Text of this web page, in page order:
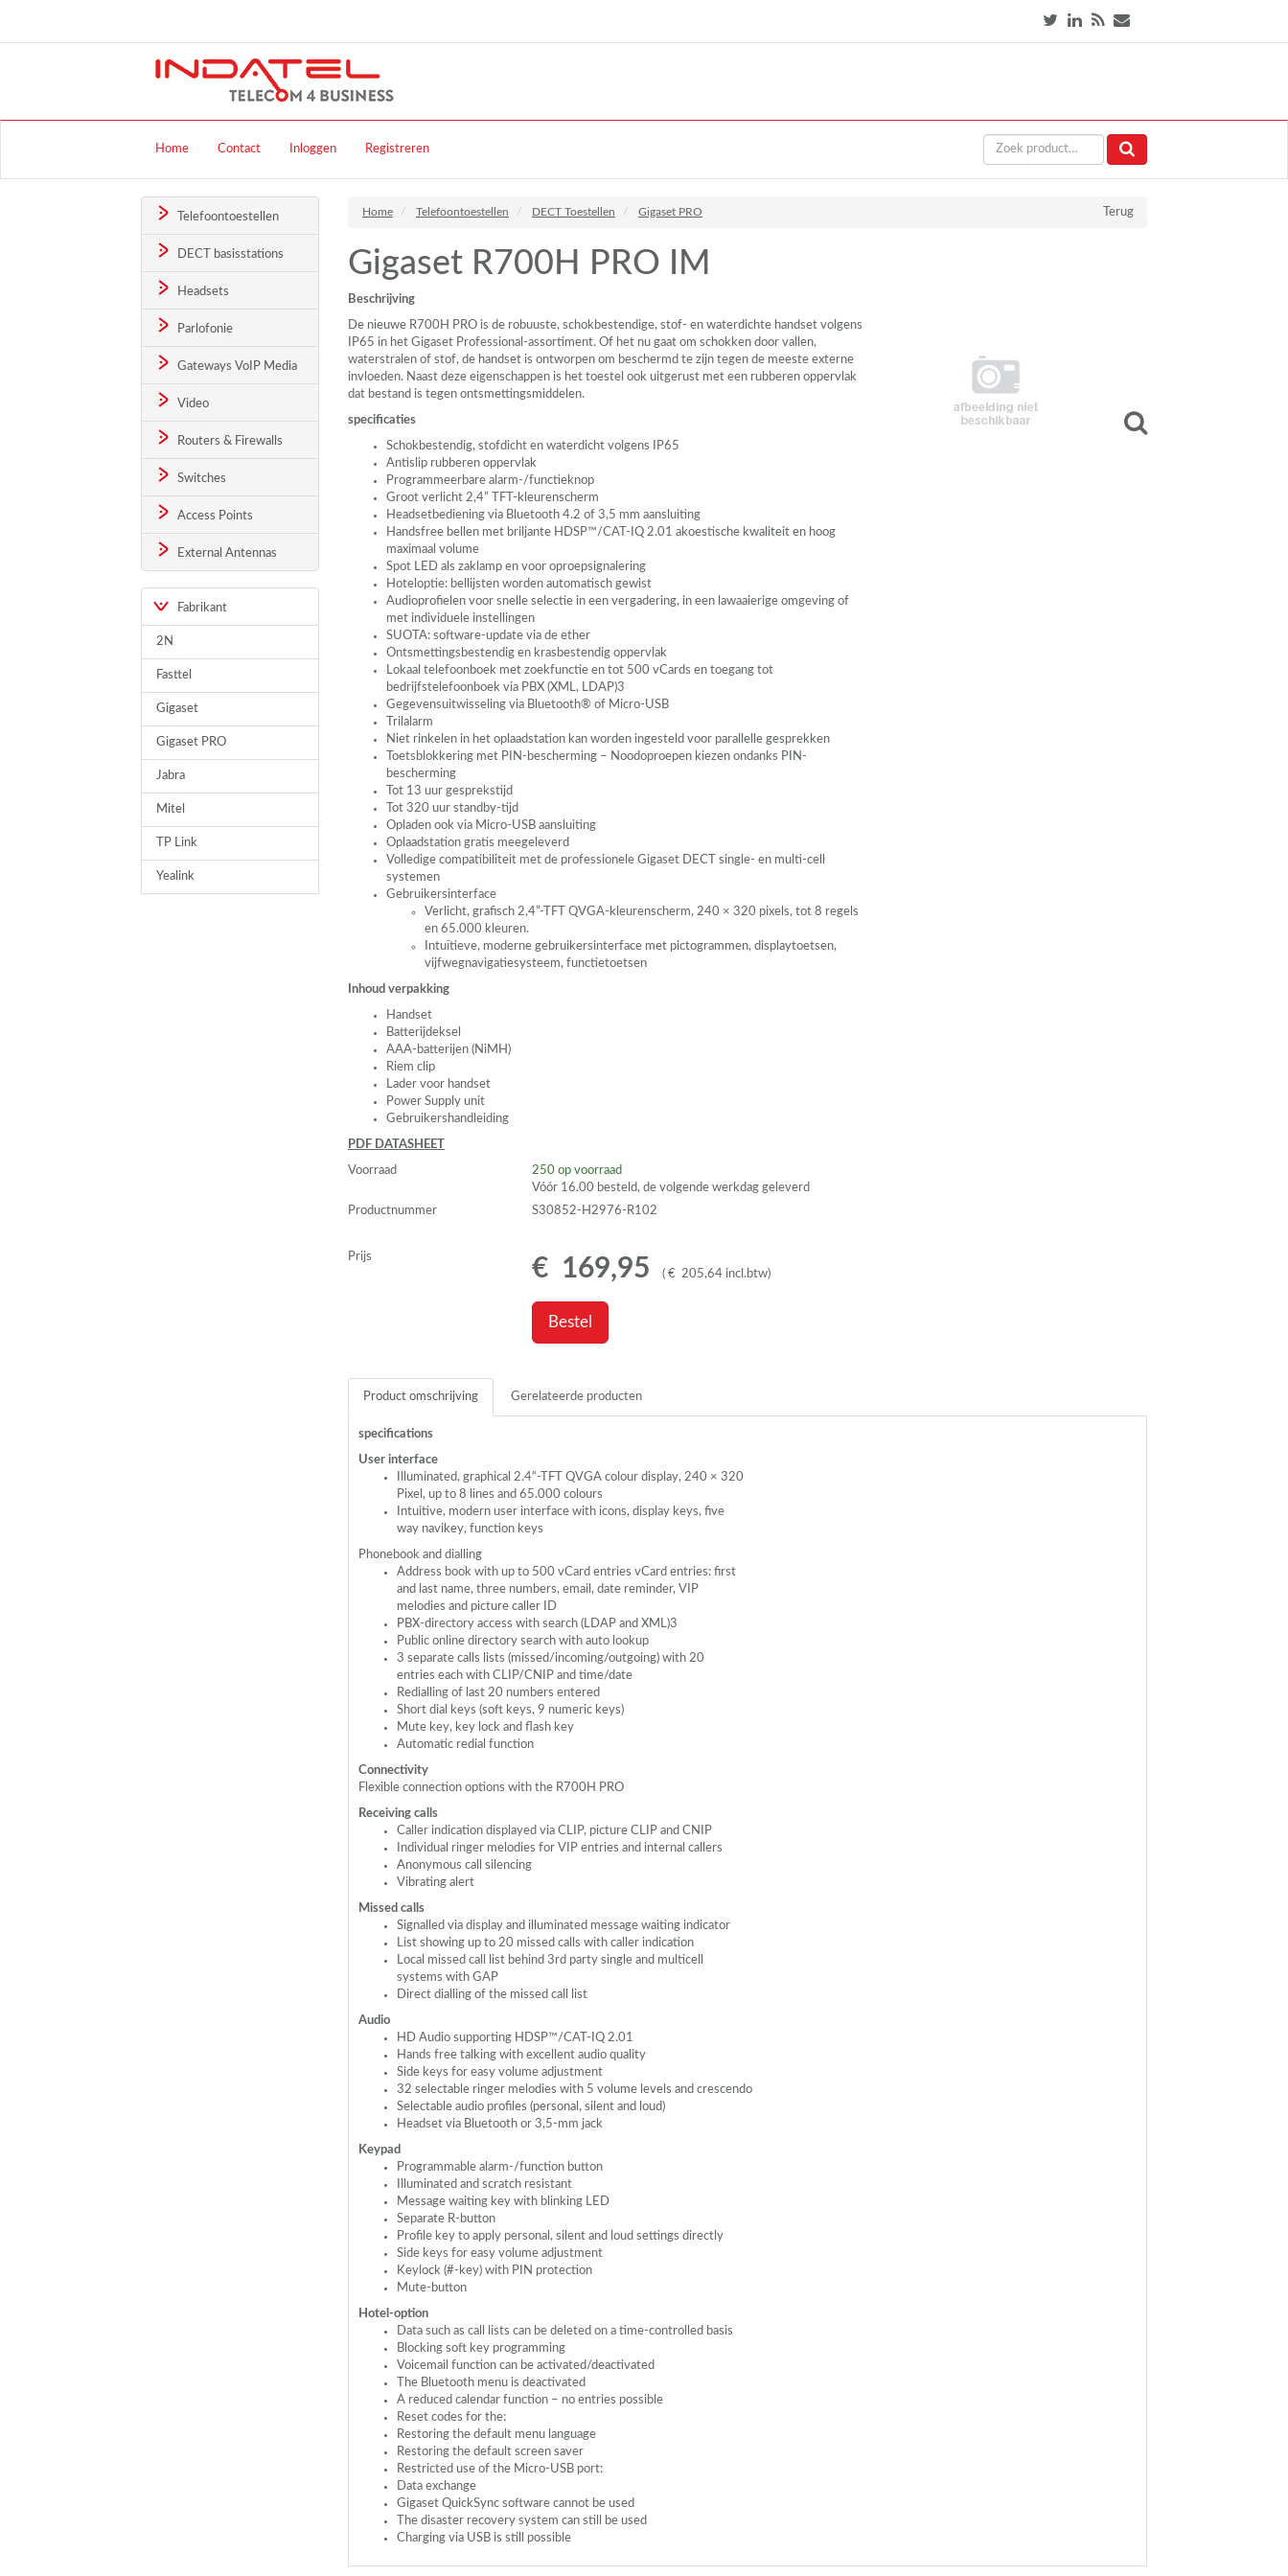
Home Contact Inloggen Registreren
Telefoontoestellen
DECT basisstations
Headsets
Parlofonie
Gateways VoIP Media
Video
Routers & Firewalls
Switches
Access Points
External Antennas
Fabrikant
2N
Fasttel
Gigaset
Gigaset PRO
Jabra
Mitel
TP Link
Yealink
Terug
Home Telefoontoestellen DECT Toestellen Gigaset PRO
Gigaset R700H PRO IM
Beschrijving
De nieuwe R700H PRO is de robuuste, schokbestendige, stof- en waterdichte handset volgens
IP65 in het Gigaset Professional-assortiment. Of het nu gaat om schokken door vallen,
waterstralen of stof, de handset is ontworpen om beschermd te zijn tegen de meeste externe
invloeden. Naast deze eigenschappen is het toestel ook uitgerust met een rubberen oppervlak
dat bestand is tegen ontsmettingsmiddelen.
specificaties
Schokbestendig, stofdicht en waterdicht volgens IP65
Antislip rubberen oppervlak
Programmeerbare alarm-/functieknop
Groot verlicht 2,4”
TFT -kleurenscherm
Headsetbediening via Bluetooth 4.2 of 3,5 mm aansluiting
Handsfree bellen met briljante HDSP™/CAT-IQ 2.01 akoestische kwaliteit en hoog
maximaal volume
Spot LED als zaklamp en voor oproepsignalering
Hoteloptie: bellijsten worden automatisch gewist
Audioprofielen voor snelle selectie in een vergadering, in een lawaaierige omgeving of
met individuele instellingen
SUOTA: software-update via de ether
Ontsmettingsbestendig en krasbestendig oppervlak
Lokaal telefoonboek met zoekfunctie en tot 500 vCards en toegang tot
bedrijfstelefoonboek via PBX (XML, LDAP)3
Gegevensuitwisseling via Bluetooth® of Micro-USB
Trilalarm
Niet rinkelen in het oplaadstation kan worden ingesteld voor parallelle gesprekken
Toetsblokkering met PIN-bescherming – Noodoproepen kiezen ondanks PIN-
bescherming
Tot 13 uur gesprekstijd
Tot 320 uur standby-tijd
Opladen ook via Micro-USB aansluiting
Oplaadstation gratis meegeleverd
Volledige compatibiliteit met de professionele Gigaset DECT
single- en multi-cell
systemen
Gebruikersinterface
Verlicht, grafisch 2,4”- TFT QVGA-kleurenscherm, 240 × 320 pixels, tot 8 regels
en 65.000 kleuren.
Intuïtieve, moderne gebruikersinterface met pictogrammen, displaytoetsen,
vijfwegnavigatiesysteem, functietoetsen
Inhoud verpakking
Handset
Batterijdeksel
AAA-batterijen (NiMH)
Riem clip
Lader voor handset
Power Supply unit
Gebruikershandleiding
PDF DATASHEET
Voorraad 250 op voorraad
Vóór 16.00 besteld, de volgende werkdag geleverd
Productnummer
S30852-H2976-R102
Prijs € 169,95 ( € 205,64 incl.btw)
Bestel
Product omschrijving Gerelateerde producten
specifications
User interface
Illuminated, graphical 2.4“- TFT QVGA colour display, 240 × 320
Pixel, up to 8 lines and 65.000 colours
Intuitive, modern user interface with icons, display keys, five
way navikey, function keys
Phonebook and dialling
Address book with up to 500 vCard entries vCard entries: first
and last name, three numbers, email, date reminder, VIP
melodies and picture caller ID
PBX-directory access with search (LDAP and XML)3
Public online directory search with auto lookup
3 separate calls lists (missed/incoming/outgoing) with 20
entries each with CLIP/CNIP and time/date
Redialling of last 20 numbers entered
Short dial keys (soft keys, 9 numeric keys)
Mute key, key lock and flash key
Automatic redial function
Connectivity
Flexible connection options with the R700H PRO
Receiving calls
Caller indication displayed via CLIP, picture CLIP and CNIP
Individual ringer melodies for VIP entries and internal callers
Anonymous call silencing
Vibrating alert
Missed calls
Signalled via display and illuminated message waiting indicator
List showing up to 20 missed calls with caller indication
Local missed call list behind 3rd party single and multicell
systems with GAP
Direct dialling of the missed call list
Audio
HD Audio supporting HDSP™/CAT-IQ 2.01
Hands free talking with excellent audio quality
Side keys for easy volume adjustment
32 selectable ringer melodies with 5 volume levels and crescendo
Selectable audio profiles (personal, silent and loud)
Headset via Bluetooth or 3,5-mm jack
Keypad
Programmable alarm-/function button
Illuminated and scratch resistant
Message waiting key with blinking LED
Separate R-button
Profile key to apply personal, silent and loud settings directly
Side keys for easy volume adjustment
Keylock (#-key) with PIN protection
Mute-button
Hotel-option
Data such as call lists can be deleted on a time-controlled basis
Blocking soft key programming
Voicemail function can be activated/deactivated
The Bluetooth menu is deactivated
A reduced calendar function – no entries possible
Reset codes for the:
Restoring the default menu language
Restoring the default screen saver
Restricted use of the Micro-USB port:
Data exchange
Gigaset QuickSync software cannot be used
The disaster recovery system can still be used
Charging via USB is still possible